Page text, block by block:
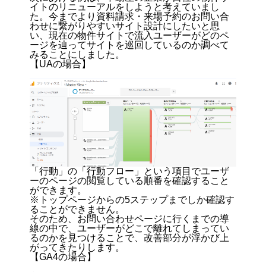
イトのリニューアルをしようと考えていまし
た。今までより資料請求・来場予約のお問い合
わせに繋がりやすいサイト設計にしたいと思
い、現在の物件サイトで流入ユーザーがどのペ
ージを辿ってサイトを巡回しているのか調べて
みることにしました。
【UAの場合】
「行動」の「行動フロー」という項目でユーザ
ーのページの閲覧している順番を確認すること
ができます。
※トップページからの5ステップまでしか確認す
ることができません。
そのため、お問い合わせページに行くまでの導
線の中で、ユーザーがどこで離れてしまってい
るのかを見つけることで、改善部分が浮かび上
がってきたりします。
【GA4の場合】